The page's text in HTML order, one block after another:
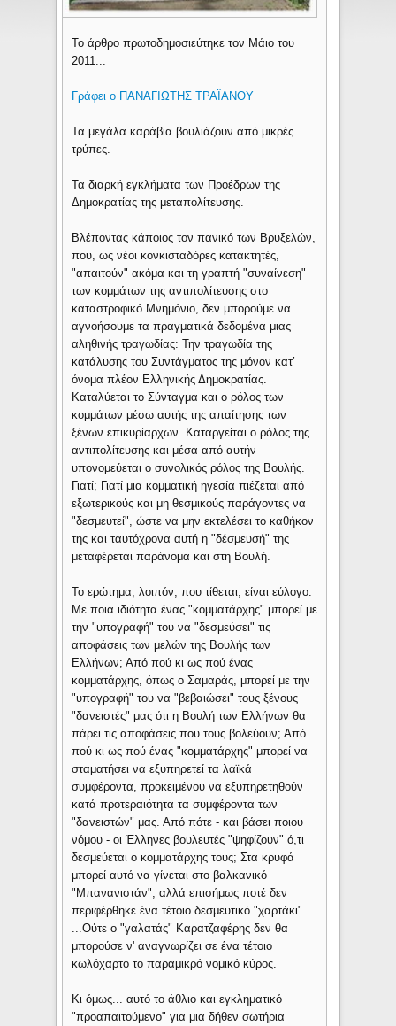
Το άρθρο πρωτοδημοσιεύτηκε τον Μάιο του
2011...
Γράφει ο ΠΑΝΑΓΙΩΤΗΣ ΤΡΑΪΑΝΟΥ
Τα μεγάλα καράβια βουλιάζουν από μικρές
τρύπες.
Τα διαρκή εγκλήματα των Προέδρων της
Δημοκρατίας της μεταπολίτευσης.
Βλέποντας κάποιος τον πανικό των Βρυξελών,
που, ως νέοι κονκισταδόρες κατακτητές,
"απαιτούν" ακόμα και τη γραπτή "συναίνεση"
των κομμάτων της αντιπολίτευσης στο
καταστροφικό Μνημόνιο, δεν μπορούμε να
αγνοήσουμε τα πραγματικά δεδομένα μιας
αληθινής τραγωδίας: Την τραγωδία της
κατάλυσης του Συντάγματος της μόνον κατ’
όνομα πλέον Ελληνικής Δημοκρατίας.
Καταλύεται το Σύνταγμα και ο ρόλος των
κομμάτων μέσω αυτής της απαίτησης των
ξένων επικυρίαρχων. Καταργείται ο ρόλος της
αντιπολίτευσης και μέσα από αυτήν
υπονομεύεται ο συνολικός ρόλος της Βουλής.
Γιατί; Γιατί μια κομματική ηγεσία πιέζεται από
εξωτερικούς και μη θεσμικούς παράγοντες να
"δεσμευτεί", ώστε να μην εκτελέσει το καθήκον
της και ταυτόχρονα αυτή η "δέσμευσή" της
μεταφέρεται παράνομα και στη Βουλή.
Το ερώτημα, λοιπόν, που τίθεται, είναι εύλογο.
Με ποια ιδιότητα ένας "κομματάρχης" μπορεί με
την "υπογραφή" του να "δεσμεύσει" τις
αποφάσεις των μελών της Βουλής των
Ελλήνων; Από πού κι ως πού ένας
κομματάρχης, όπως ο Σαμαράς, μπορεί με την
"υπογραφή" του να "βεβαιώσει" τους ξένους
"δανειστές" μας ότι η Βουλή των Ελλήνων θα
πάρει τις αποφάσεις που τους βολεύουν; Από
πού κι ως πού ένας "κομματάρχης" μπορεί να
σταματήσει να εξυπηρετεί τα λαϊκά
συμφέροντα, προκειμένου να εξυπηρετηθούν
κατά προτεραιότητα τα συμφέροντα των
"δανειστών" μας. Από πότε - και βάσει ποιου
νόμου - οι Έλληνες βουλευτές "ψηφίζουν" ό,τι
δεσμεύεται ο κομματάρχης τους; Στα κρυφά
μπορεί αυτό να γίνεται στο βαλκανικό
"Μπανανιστάν", αλλά επισήμως ποτέ δεν
περιφέρθηκε ένα τέτοιο δεσμευτικό "χαρτάκι"
...Ούτε ο "γαλατάς" Καρατζαφέρης δεν θα
μπορούσε ν' αναγνωρίζει σε ένα τέτοιο
κωλόχαρτο το παραμικρό νομικό κύρος.
Κι όμως... αυτό το άθλιο και εγκληματικό
"προαπαιτούμενο" για μια δήθεν σωτήρια